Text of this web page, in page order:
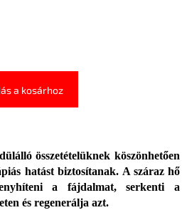
a kosárhoz
összetételüknek köszönhetően
hatást biztosítanak. A száraz hő
a fájdalmat, serkenti a
és regenerálja azt.